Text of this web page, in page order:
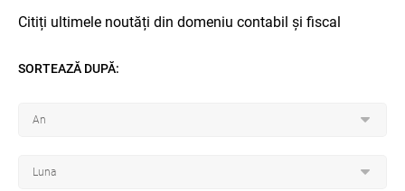
Citiți ultimele noutăți din domeniu contabil și fiscal
SORTEAZĂ DUPĂ: